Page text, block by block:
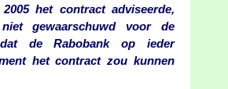
het contract adviseerde,
gewaarschuwd voor de
dat de Rabobank op ieder
het contract zou kunnen